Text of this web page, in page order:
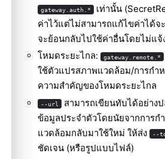
gateway.auth.* เท่านั้น
ค่าไว้แต่ไม่สามารถแก้ไขค่าได้
จะย้อนกลับไปใช้ค่าอื่นโดยไม่แจ้
โหมดระยะไกล: gateway.remote.*
ใช้ตัวแปรสภาพแวดล้อม/การกำ
ความสำคัญของโหมดระยะไกล
--url สามารถเขียนทับได้อย่าง
ข้อมูลประจำตัวโดยนัยจากการ
แวดล้อมกลับมาใช้ใหม่ ให้ส่ง --
ชัดเจน (หรือรูปแบบไฟล์)